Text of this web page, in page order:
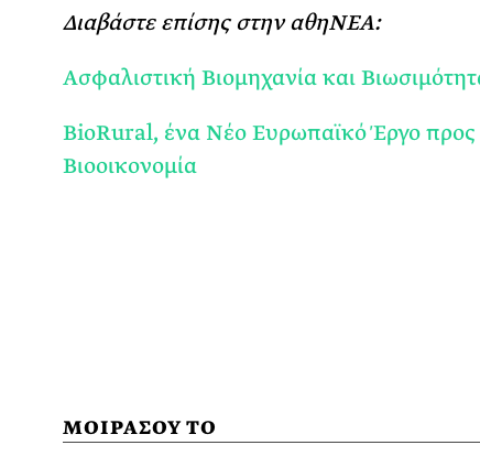
Διαβάστε επίσης στην αθηΝΕΑ:
Ασφαλιστική Βιομηχανία και
BioRural, ένα Nέο Ευρωπαϊκό Έργο προς
Βιοοικονομία
ΜΟΙΡΑΣΟΥ ΤΟ